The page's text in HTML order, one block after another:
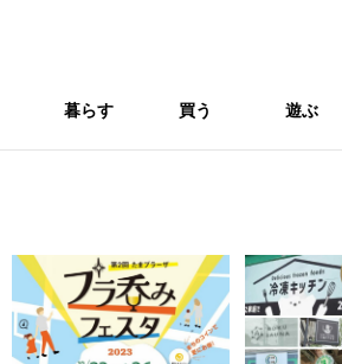
暮らす 買う 遊ぶ